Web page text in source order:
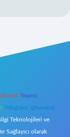
Teams:
Telegram: @karabul
Teknolojileri ve
Sağlayıcı olarak